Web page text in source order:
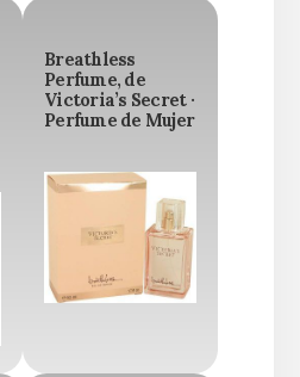
Breathless
Perfume, de
Victoria’s Secret ·
Perfume de Mujer